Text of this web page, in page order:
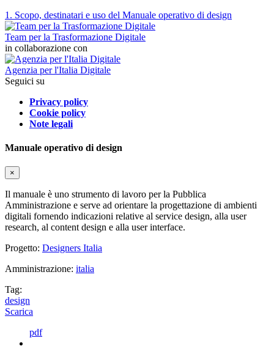
1. Scopo, destinatari e uso del Manuale operativo di design
Team per la Trasformazione Digitale
in collaborazione con
Agenzia per l'Italia Digitale
Seguici su
Privacy policy
Cookie policy
Note legali
Manuale operativo di design
×
Il manuale è uno strumento di lavoro per la Pubblica
Amministrazione e serve ad orientare la progettazione di ambienti
digitali fornendo indicazioni relative al service design, alla user
research, al content design e alla user interface.
Progetto: Designers Italia
Amministrazione: italia
Tag:
design
Scarica
pdf